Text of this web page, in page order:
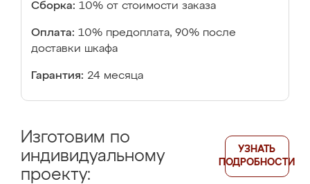
Сборка: 10% от стоимости заказа
Оплата: 10% предоплата, 90% после
доставки шкафа
Гарантия: 24 месяца
Изготовим по
индивидуальному
проекту:
УЗНАТЬ
ПОДРОБНОСТИ